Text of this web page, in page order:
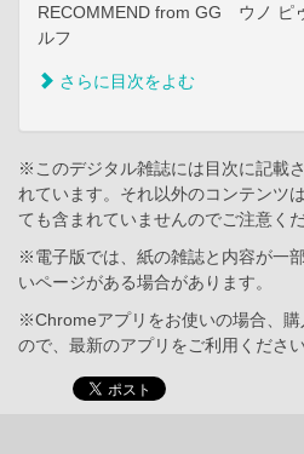
RECOMMEND from GG ウノ ピ
ルフ
さらに目次をよむ
※このデジタル雑誌には目次に記載
れています。それ以外のコンテンツ
ても含まれていませんのでご注意くだ
※電子版では、紙の雑誌と内容が一
いページがある場合があります。
※Chromeアプリをお使いの場合、
ので、最新のアプリをご利用ください